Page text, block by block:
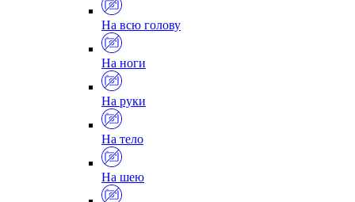
На всю голову
На ноги
На руки
На тело
На шею